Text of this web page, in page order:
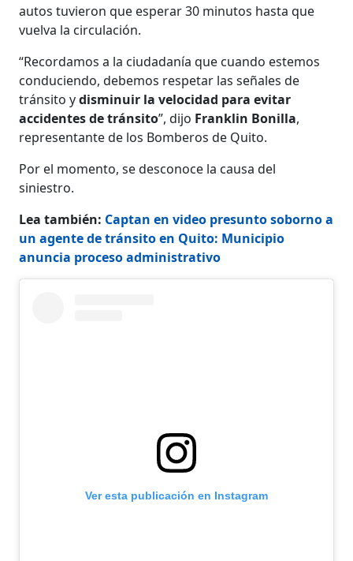
autos tuvieron que esperar 30 minutos hasta que
vuelva la circulación.
“Recordamos a la ciudadanía que cuando estemos
conduciendo, debemos respetar las señales de
tránsito ydisminuir la velocidad para evitar
accidentes de tránsito”, dijo Franklin Bonilla,
representante de los Bomberos de Quito.
Por el momento, se desconoce la causa del
siniestro.
Lea también: Captan en video presunto soborno a
un agente de tránsito en Quito: Municipio
anuncia proceso administrativo
Ver esta publicación en Instagram